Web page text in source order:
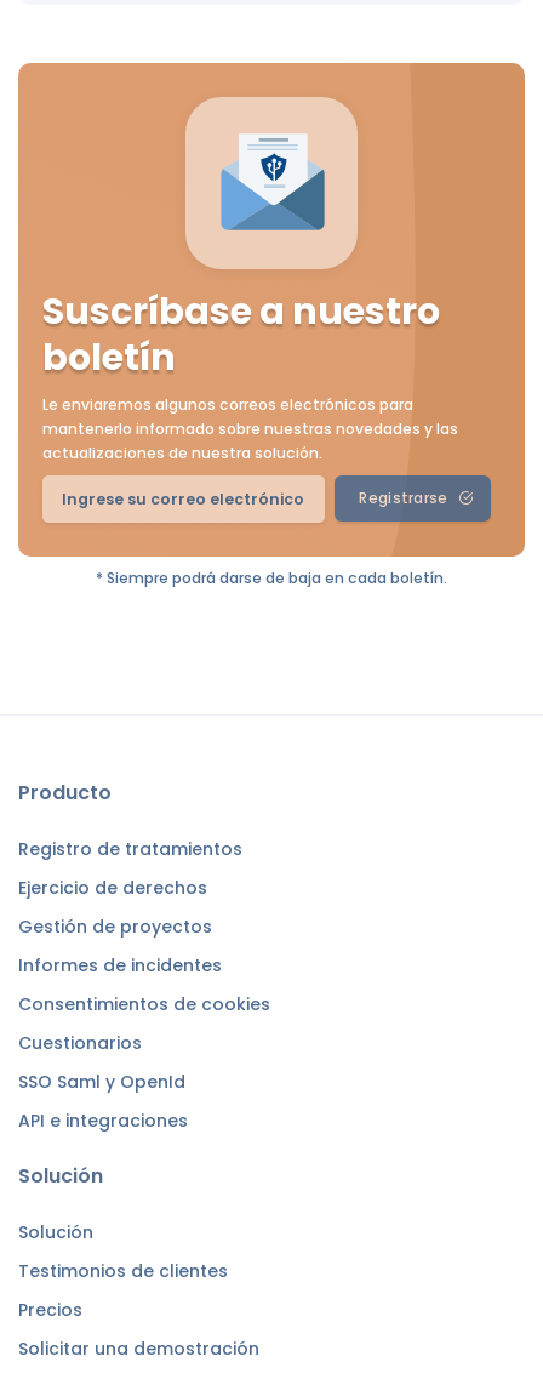
Suscríbase a nuestro
boletín
Le enviaremos algunos correos electrónicos para
mantenerlo informado sobre nuestras novedades y las
actualizaciones de nuestra solución.
Registrarse
* Siempre podrá darse de baja en cada boletín.
Producto
Registro de tratamientos
Ejercicio de derechos
Gestión de proyectos
Informes de incidentes
Consentimientos de cookies
Cuestionarios
SSO Saml y OpenId
API e integraciones
Solución
Solución
Testimonios de clientes
Precios
Solicitar una demostración